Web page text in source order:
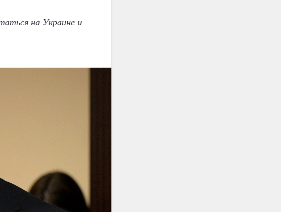
на Украине и